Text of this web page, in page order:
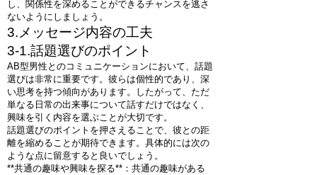
し、関係性を深めることができるチャンスを逃さ
ないようにしましょう。
3.メッセージ内容の工夫
3-1.話題選びのポイント
AB型男性とのコミュニケーションにおいて、話題
選びは非常に重要です。彼らは個性的であり、深
い思考を持つ傾向があります。したがって、ただ
単なる日常の出来事について話すだけではなく、
興味を引く内容を選ぶことが大切です。
話題選びのポイントを押さえることで、彼との距
離を縮めることが期待できます。具体的には次の
ような点に留意すると良いでしょう。
**共通の趣味や興味を探る**：共通の趣味がある